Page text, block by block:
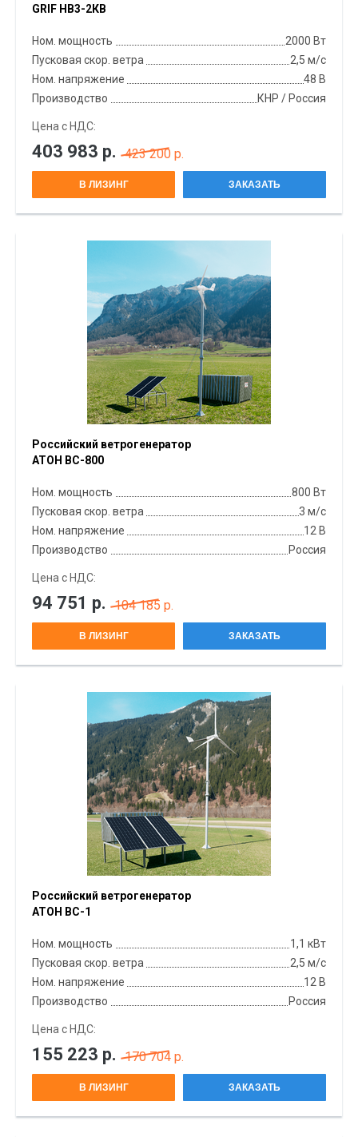
GRIF НВ3-2КВ
Ном. мощность
2000 Вт
Пусковая скор. ветра
2,5 м/с
Ном. напряжение
48 В
Производство
КНР / Россия
Цена с НДС:
403 983 р. 423 200 р.
В ЛИЗИНГ ЗАКАЗАТЬ
Российский ветрогенератор
АТОН ВС-800
Ном. мощность
800 Вт
Пусковая скор. ветра
3 м/с
Ном. напряжение
12 В
Производство
Россия
Цена с НДС:
94 751 р. 104 185 р.
В ЛИЗИНГ ЗАКАЗАТЬ
Российский ветрогенератор
АТОН ВС-1
Ном. мощность
1,1 кВт
Пусковая скор. ветра
2,5 м/с
Ном. напряжение
12 В
Производство
Россия
Цена с НДС:
155 223 р. 170 704 р.
В ЛИЗИНГ ЗАКАЗАТЬ